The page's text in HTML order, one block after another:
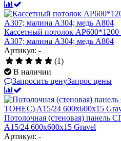
Кассетный потолок
А307; малина А304; медь А804
Артикул: -
(1)
В наличии
Запросить ценуЗапрос цены
Потолочная (стеновая)
A15/24 600x600x15 Gravel
Артикул: -